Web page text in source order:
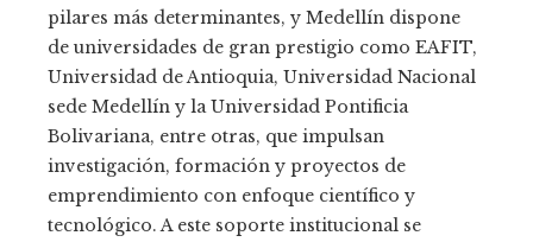
pilares más determinantes, y Medellín dispone
de universidades de gran prestigio como EAFIT,
Universidad de Antioquia, Universidad Nacional
sede Medellín y la Universidad Pontificia
Bolivariana, entre otras, que impulsan
investigación, formación y proyectos de
emprendimiento con enfoque científico y
tecnológico. A este soporte institucional se